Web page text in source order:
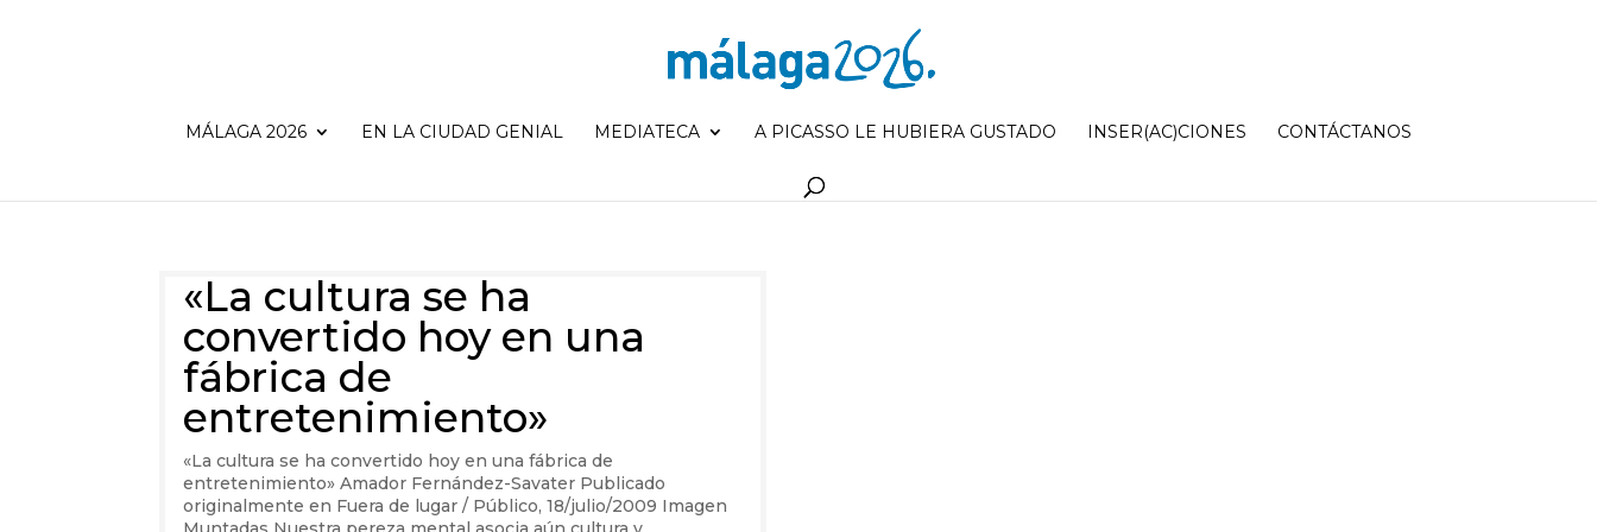
MÁLAGA 2026 EN LA CIUDAD GENIAL MEDIATECA A PICASSO LE HUBIERA GUSTADO INSER(AC)CIONES CONTÁCTANOS
«La cultura se ha
convertido hoy en una
fábrica de
entretenimiento»
«La cultura se ha convertido hoy en una fábrica de
entretenimiento» Amador Fernández-Savater Publicado
originalmente en Fuera de lugar / Público, 18/julio/2009 Imagen